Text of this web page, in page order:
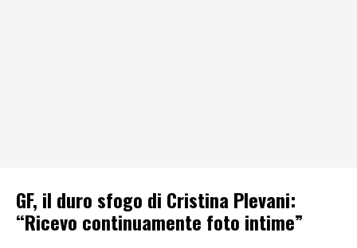
GF, il duro sfogo di Cristina Plevani:
“Ricevo continuamente foto intime”